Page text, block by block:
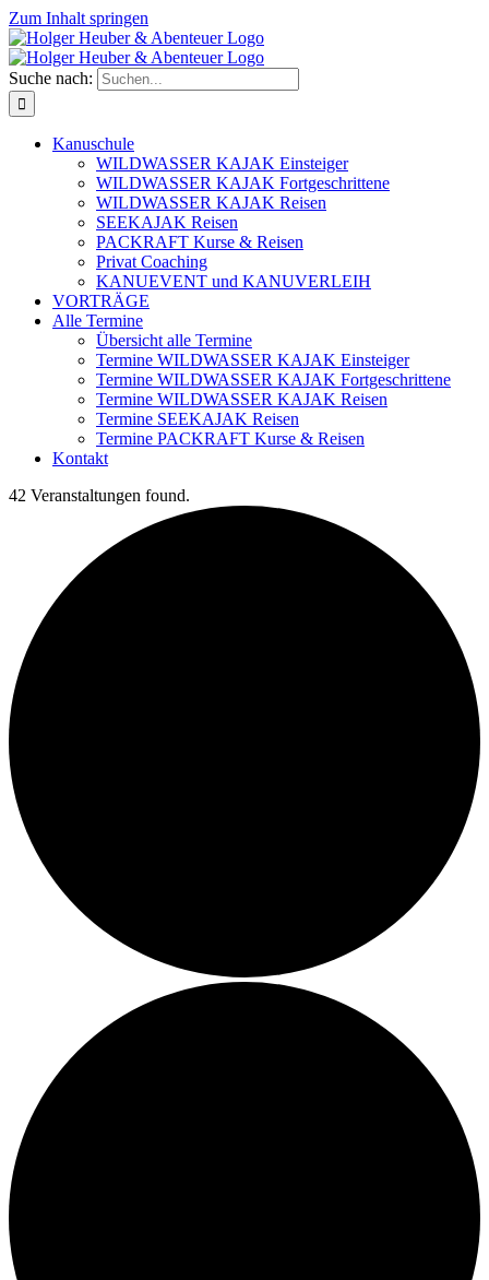
Zum Inhalt springen
Suche nach:
Kanuschule
WILDWASSER KAJAK Einsteiger
WILDWASSER KAJAK Fortgeschrittene
WILDWASSER KAJAK Reisen
SEEKAJAK Reisen
PACKRAFT Kurse & Reisen
Privat Coaching
KANUEVENT und KANUVERLEIH
VORTRÄGE
Alle Termine
Übersicht alle Termine
Termine WILDWASSER KAJAK Einsteiger
Termine WILDWASSER KAJAK Fortgeschrittene
Termine WILDWASSER KAJAK Reisen
Termine SEEKAJAK Reisen
Termine PACKRAFT Kurse & Reisen
Kontakt
42 Veranstaltungen found.